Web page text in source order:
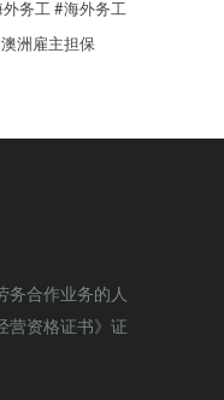
务工 #海外务工
洲雇主担保
务合作业务的人
营资格证书》证